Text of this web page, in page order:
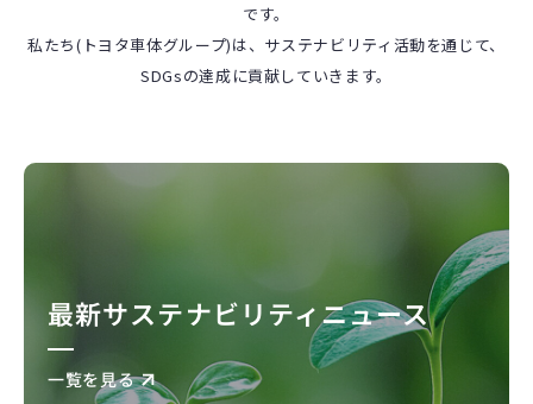
です。
私たち(トヨタ車体グループ)は、サステナビリティ活動を通じて、
SDGsの達成に貢献していきます。
最新サステナビリティニュース
一覧を見る